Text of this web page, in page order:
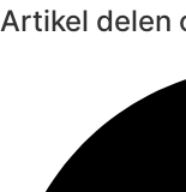
Artikel delen